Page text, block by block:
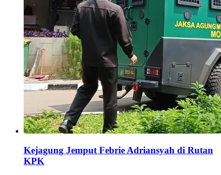
Kejagung Jemput Febrie Adriansyah di Rutan
KPK